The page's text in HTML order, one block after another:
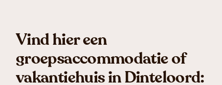
Vind hier een
groepsaccommodatie of
vakantiehuis in Dinteloord: